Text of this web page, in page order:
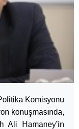
Komisyonu
konuşmasında,
Ali Hamaney’in